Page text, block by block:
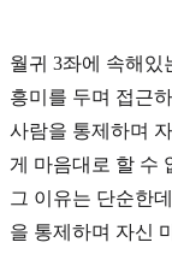
월귀 3좌에 속해있
흥미를 두며 접근
사람을 통제하며
게 마음대로 할 수
그 이유는 단순한
을 통제하며 자신